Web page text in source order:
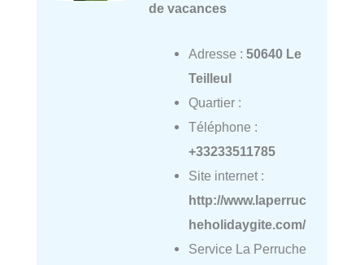
de vacances
Adresse : 50640 Le
Teilleul
Quartier :
Téléphone :
+33233511785
Site internet :
http://www.laperruc
heholidaygite.com/
Service La Perruche